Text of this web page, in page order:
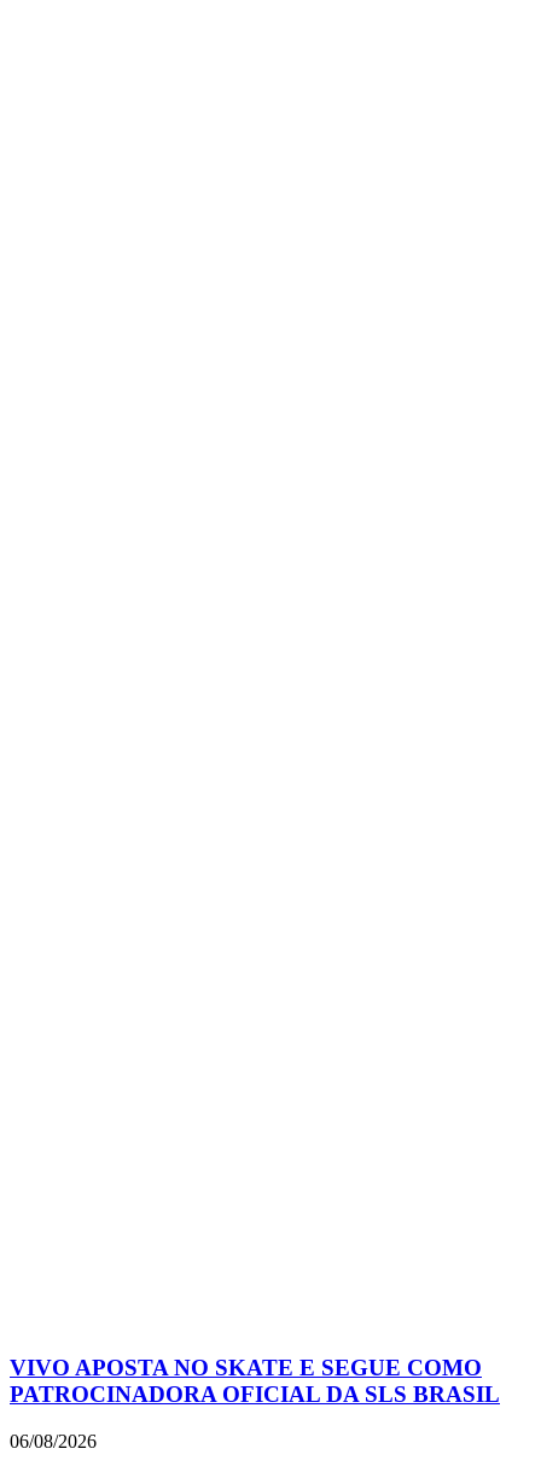
VIVO APOSTA NO SKATE E SEGUE COMO
PATROCINADORA OFICIAL DA SLS BRASIL
06/08/2026